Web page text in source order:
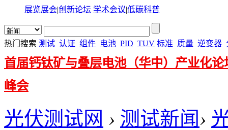
展览展会|创新论坛 学术会议|低碳科普
热门搜索 测试 认证 组件 电池 PID TUV 标准 质量 逆变器
首届钙钛矿与叠层电池（华中）产业化论
峰会
光伏测试网 › 测试新闻›